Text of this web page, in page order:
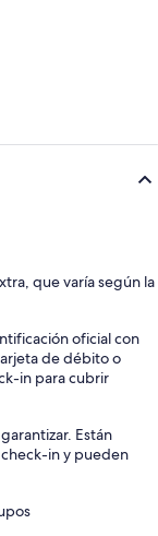
que varía según la
oficial con
de débito o
in para cubrir
Están
in y pueden